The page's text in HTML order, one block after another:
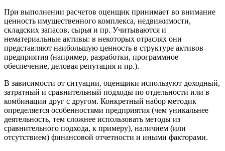
При выполнении расчетов оценщик принимает во внимание
ценность имущественного комплекса, недвижимости,
складских запасов, сырья и пр. Учитываются и
нематериальные активы: в некоторых отраслях они
представляют наибольшую ценность в структуре активов
предприятия (например, разработки, программное
обеспечение, деловая репутация и пр.).
В зависимости от ситуации, оценщики используют доходный,
затратный и сравнительный подходы по отдельности или в
комбинации друг с другом. Конкретный набор методик
определяется особенностями предприятия (чем уникальнее
деятельность, тем сложнее использовать методы из
сравнительного подхода, к примеру), наличием (или
отсутствием) финансовой отчетности и иными факторами.
Георгиевск
Глазов
Горно-Алтайск
Городец
Горячий Ключ
Губаха
Губкин
Губкинский
Гуково
Гулькевичи